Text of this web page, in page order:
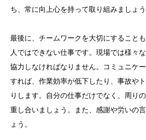
ち、常に向上心を持って取り組みましょう
最後に、チームワークを大切にすること
人ではできない仕事です。現場では様々
協力しなければなりません。コミュニケ
すれば、作業効率が低下したり、事故や
りします。自分の仕事だけでなく、周り
重し合いましょう。また、感謝や労いの
ょう。